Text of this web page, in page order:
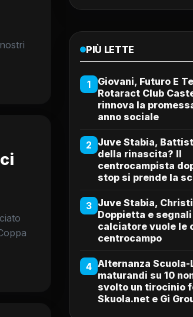
PIÙ LETTE
1
Giovani, Futuro E
Rotaract Club
rinnova la
anno sociale
2 Juve Stabia,
della rinascita? Il
centrocampista
stop si prende la
3 Juve Stabia,
Doppietta e
calciatore vuole le
centrocampo
4 Alternanza Scuola-
maturandi su 10
svolto un tirocinio
Skuola.net e Gi